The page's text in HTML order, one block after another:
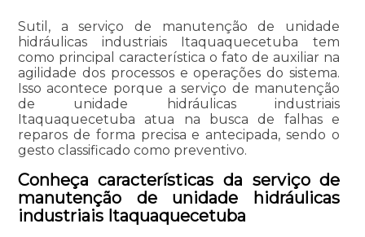
Sutil, a serviço de manutenção de unidade
hidráulicas industriais Itaquaquecetuba tem
como principal característica o fato de auxiliar na
agilidade dos processos e operações do sistema.
Isso acontece porque a serviço de manutenção
de unidade hidráulicas industriais
Itaquaquecetuba atua na busca de falhas e
reparos de forma precisa e antecipada, sendo o
gesto classificado como preventivo.
Conheça características da serviço de
manutenção de unidade hidráulicas
industriais Itaquaquecetuba